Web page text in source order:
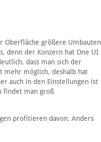
Oberfläche größere Umbauten
denn der Konzern hat One UI
dass man sich der
mehr möglich, deshalb hat
auch in den Einstellungen ist
findet man groß
profitieren davon. Anders